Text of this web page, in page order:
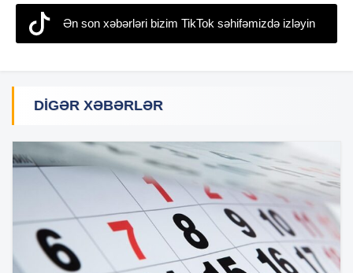
Ən son xəbərləri bizim TikTok səhifəmizdə izləyin
DIGƏR XƏBƏRLƏR